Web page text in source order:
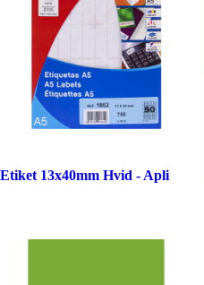
Etiket 13x40mm Hvid - Apli